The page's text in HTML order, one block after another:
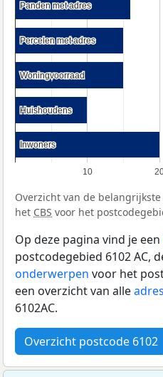
10
Panden met adres
Panden met adres
Percelen met adres
Percelen met adres
Woningvoorraad
Woningvoorraad
Huishoudens
Huishoudens
Inwoners
Inwoners
Overzicht van de
het CBS voor het
Op deze pagina vind je een
postcodegebied 6102 AC,
onderwerpen voor het
een overzicht van alle
6102AC.
Overzicht postcode 6102